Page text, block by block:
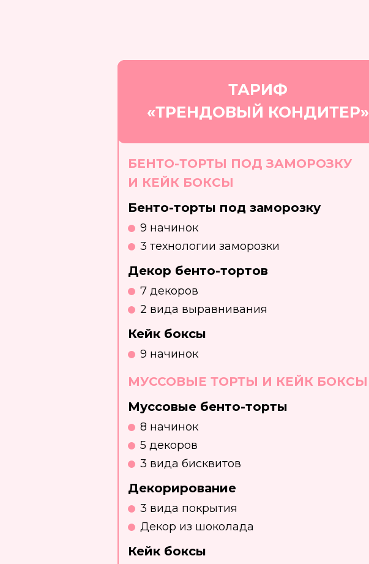
ТАРИФ
«ТРЕНДОВЫЙ КОНДИТЕР»
БЕНТО-ТОРТЫ ПОД ЗАМОРОЗКУ
И КЕЙК БОКСЫ
Бенто-торты под заморозку
9 начинок
3 технологии заморозки
МУССОВЫЕ ТОРТЫ И КЕЙК БОКСЫ
Муссовые бенто-торты
8 начинок
5 декоров
3 вида бисквитов
Декорирование
3 вида покрытия
Декор из шоколада
Кейк боксы
Декор бенто-тортов
7 декоров
Кейк боксы
9 начинок
2 вида выравнивания